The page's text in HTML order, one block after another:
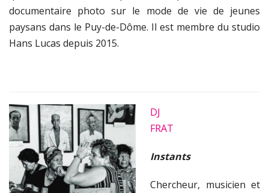
documentaire photo sur le mode de vie de jeunes
paysans dans le Puy-de-Dôme. Il est membre du studio
Hans Lucas depuis 2015.
DJ
FRAT
Instants
Chercheur, musicien et